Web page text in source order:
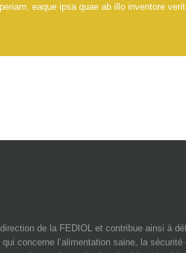
eaque ipsa quae ab illo inventore
de la FEDIOL et contribue ainsi à
concerne l’alimentation saine, la sécurité